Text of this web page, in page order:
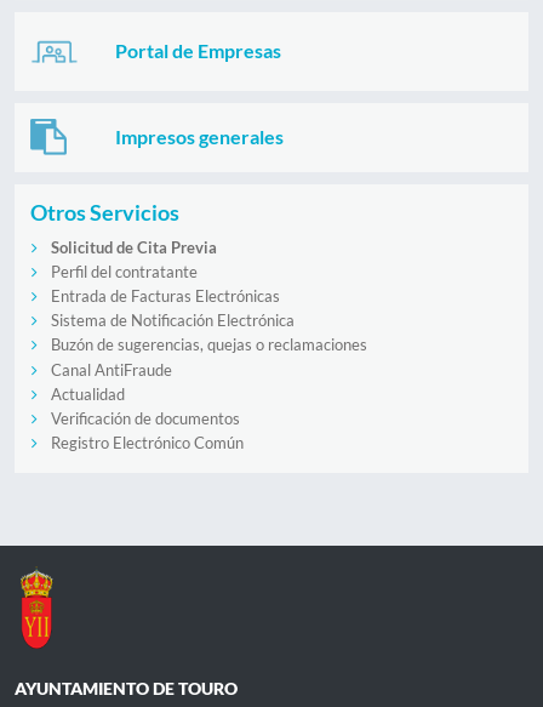
Portal de Empresas
Impresos generales
Otros Servicios
Solicitud de Cita Previa
Perfil del contratante
Entrada de Facturas Electrónicas
Sistema de Notificación Electrónica
Buzón de sugerencias, quejas o reclamaciones
Canal AntiFraude
Actualidad
Verificación de documentos
Registro Electrónico Común
AYUNTAMIENTO DE TOURO